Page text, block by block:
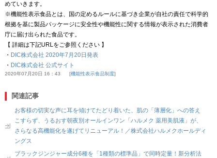
めていきます。
※機能性表示食品とは、国の定めるルールに基づき企業が自社の責任で科学的
根拠を基に製品パッケージに安全性や機能性に関する情報が表示された消費者
庁に届け出られた食品です。
【 詳細は下記URLをご参照ください 】
・ DIC株式会社 2020年7月20日発表
・ DIC株式会社 公式サイト
2020年07月20日 16：43 機能性表示食品制度
関連記事
お客様の切実な声に耳を傾けてたどり着いた、肌の「薄層化」への答え
こすらず、うるおす朝夜別オールインワン「ハルメク 薬用美肌液」が、
さらなる高機能化を遂げてリニューアル！／株式会社ハルメクホールディ
ングス
ブラックジンジャー成分6種を「1種類の標準品」で同時定量！新分析法